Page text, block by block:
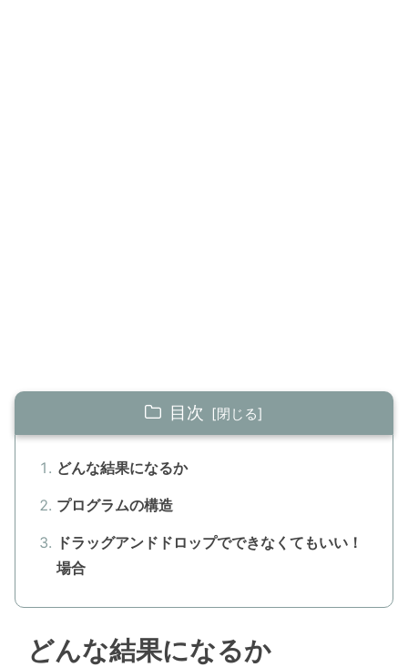
目次
どんな結果になるか
プログラムの構造
ドラッグアンドドロップでできなくてもいい！
場合
どんな結果になるか